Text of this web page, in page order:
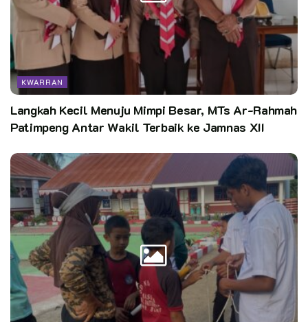
KWARRAN
Langkah Kecil Menuju Mimpi Besar, MTs Ar-Rahmah
Patimpeng Antar Wakil Terbaik ke Jamnas XII